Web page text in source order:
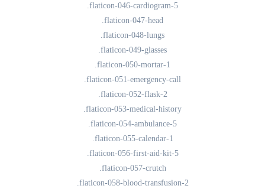
.flaticon-046-cardiogram-5
.flaticon-047-head
.flaticon-048-lungs
.flaticon-049-glasses
.flaticon-050-mortar-1
.flaticon-051-emergency-call
.flaticon-052-flask-2
.flaticon-053-medical-history
.flaticon-054-ambulance-5
.flaticon-055-calendar-1
.flaticon-056-first-aid-kit-5
.flaticon-057-crutch
.flaticon-058-blood-transfusion-2